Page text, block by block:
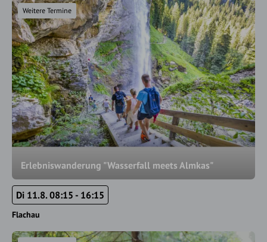
Erlebniswanderung "Wasserfall meets Almkas"
Weitere Termine
Di 11.8. 08:15 - 16:15
Flachau